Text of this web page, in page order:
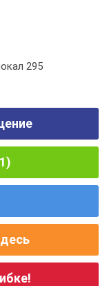
295